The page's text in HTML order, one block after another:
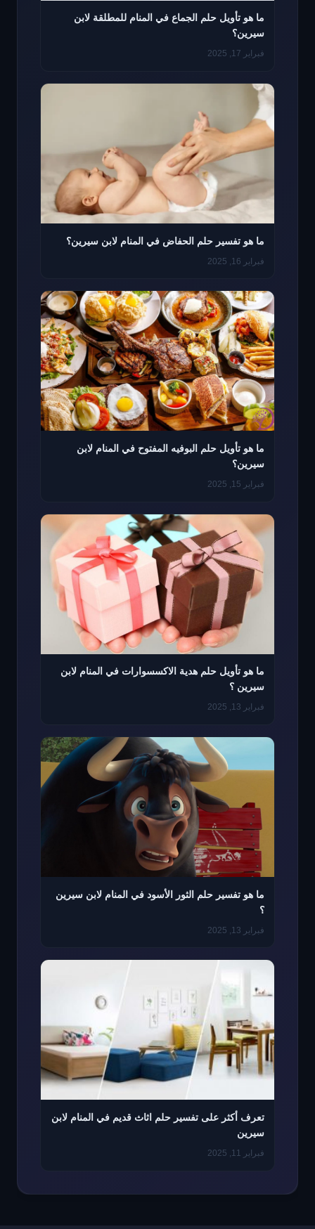
ما هو تأويل حلم الجماع في المنام للمطلقة لابن
سيرين؟
فبراير 17, 2025
ما هو تفسير حلم الحفاض في المنام لابن سيرين؟
فبراير 16, 2025
ما هو تأويل حلم البوفيه المفتوح في المنام لابن
سيرين؟
فبراير 15, 2025
ما هو تأويل حلم هدية الاكسسوارات في المنام لابن
سيرين ؟
فبراير 13, 2025
ما هو تفسير حلم الثور الأسود في المنام لابن سيرين
؟
فبراير 13, 2025
تعرف أكثر على تفسير حلم اثاث قديم في المنام لابن
سيرين
فبراير 11, 2025